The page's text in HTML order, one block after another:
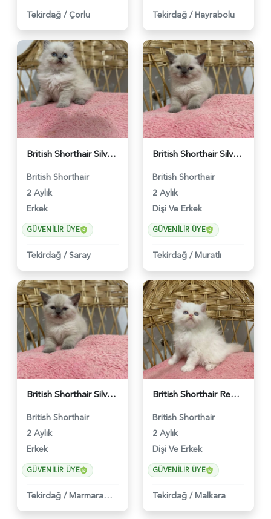
Tekirdağ / Çorlu Tekirdağ / Hayrabolu
British Shorthair Silver Ns11 Erkek Yavru - 456
British Shorthair
2 Aylık
Erkek
GÜVENILIR ÜYE
Tekirdağ / Saray
British Shorthair Silver Ns11 Safkan Yavrularımız - 457
British Shorthair
2 Aylık
Dişi Ve Erkek
GÜVENILIR ÜYE
Tekirdağ / Muratlı
British Shorthair Silver Ns11 Erkek Yavru - 458
British Shorthair
2 Aylık
Erkek
GÜVENILIR ÜYE
Tekirdağ / Marmara Ereğlisi
British Shorthair Red Point Yavrularımız 2 Aylık - 459
British Shorthair
2 Aylık
Dişi Ve Erkek
GÜVENILIR ÜYE
Tekirdağ / Malkara